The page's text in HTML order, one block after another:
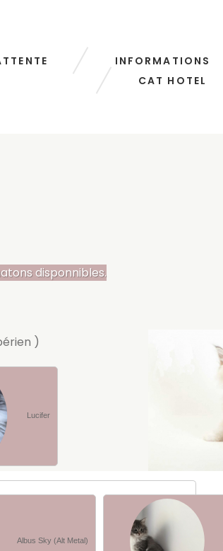
INFORMATIONS
CAT HOTEL
disponnibles.
)
Lucifer
Albus Sky (Alt Metal)